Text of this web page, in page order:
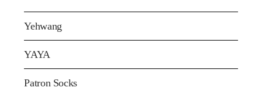
Yehwang
YAYA
Patron Socks